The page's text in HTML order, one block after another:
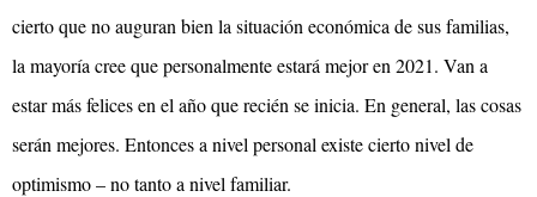
cierto que no auguran bien la situación económica de sus familias,
la mayoría cree que personalmente estará mejor en 2021. Van a
estar más felices en el año que recién se inicia. En general, las cosas
serán mejores. Entonces a nivel personal existe cierto nivel de
optimismo – no tanto a nivel familiar.